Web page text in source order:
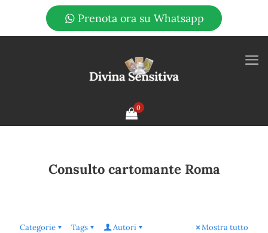
Prenota ora su Whatsapp
0
Consulto cartomante Roma
Categorie Tags Autori Mostra tutto